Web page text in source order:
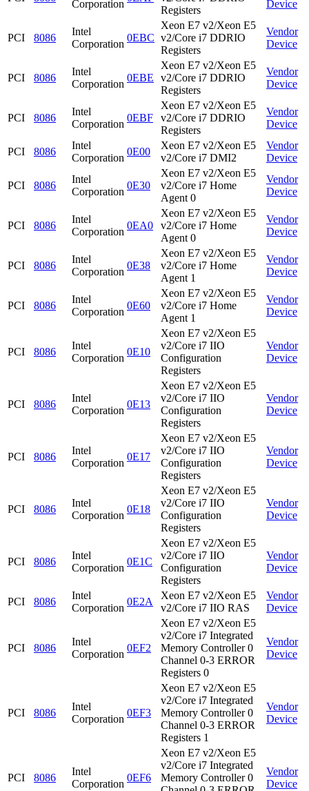
Corporation
Registers
Device
PCI 8086
Intel
Corporation
0EBC
Xeon E7 v2/Xeon E5
v2/Core i7 DDRIO
Registers
Vendor
Device
PCI 8086
Intel
Corporation
0EBE
Xeon E7 v2/Xeon E5
v2/Core i7 DDRIO
Registers
Vendor
Device
PCI 8086
Intel
Corporation
0EBF
Xeon E7 v2/Xeon E5
v2/Core i7 DDRIO
Registers
Vendor
Device
PCI 8086
Intel
Corporation
0E00
Xeon E7 v2/Xeon E5
v2/Core i7 DMI2
Vendor
Device
PCI 8086
Intel
Corporation
0E30
Xeon E7 v2/Xeon E5
v2/Core i7 Home
Agent 0
Vendor
Device
PCI 8086
Intel
Corporation
0EA0
Xeon E7 v2/Xeon E5
v2/Core i7 Home
Agent 0
Vendor
Device
PCI 8086
Intel
Corporation
0E38
Xeon E7 v2/Xeon E5
v2/Core i7 Home
Agent 1
Vendor
Device
PCI 8086
Intel
Corporation
0E60
Xeon E7 v2/Xeon E5
v2/Core i7 Home
Agent 1
Vendor
Device
PCI 8086
Intel
Corporation
0E10
Xeon E7 v2/Xeon E5
v2/Core i7 IIO
Configuration
Registers
Vendor
Device
PCI 8086
Intel
Corporation
0E13
Xeon E7 v2/Xeon E5
v2/Core i7 IIO
Configuration
Registers
Vendor
Device
PCI 8086
Intel
Corporation
0E17
Xeon E7 v2/Xeon E5
v2/Core i7 IIO
Configuration
Registers
Vendor
Device
PCI 8086
Intel
Corporation
0E18
Xeon E7 v2/Xeon E5
v2/Core i7 IIO
Configuration
Registers
Vendor
Device
PCI 8086
Intel
Corporation
0E1C
Xeon E7 v2/Xeon E5
v2/Core i7 IIO
Configuration
Registers
Vendor
Device
PCI 8086
Intel
Corporation
0E2A
Xeon E7 v2/Xeon E5
v2/Core i7 IIO RAS
Vendor
Device
PCI 8086
Intel
Corporation
0EF2
Xeon E7 v2/Xeon E5
v2/Core i7 Integrated
Memory Controller 0
Channel 0-3 ERROR
Registers 0
Vendor
Device
PCI 8086
Intel
Corporation
0EF3
Xeon E7 v2/Xeon E5
v2/Core i7 Integrated
Memory Controller 0
Channel 0-3 ERROR
Registers 1
Vendor
Device
PCI 8086
Intel
Corporation
0EF6
Xeon E7 v2/Xeon E5
v2/Core i7 Integrated
Memory Controller 0
Vendor
Device